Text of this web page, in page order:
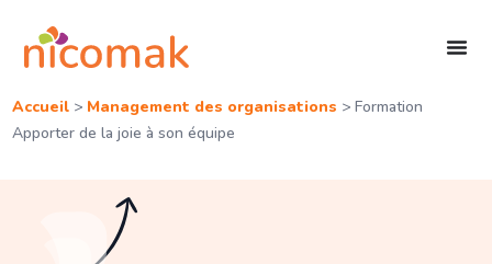
Accueil> Management des organisations > Formation
Apporter de la joie à son équipe